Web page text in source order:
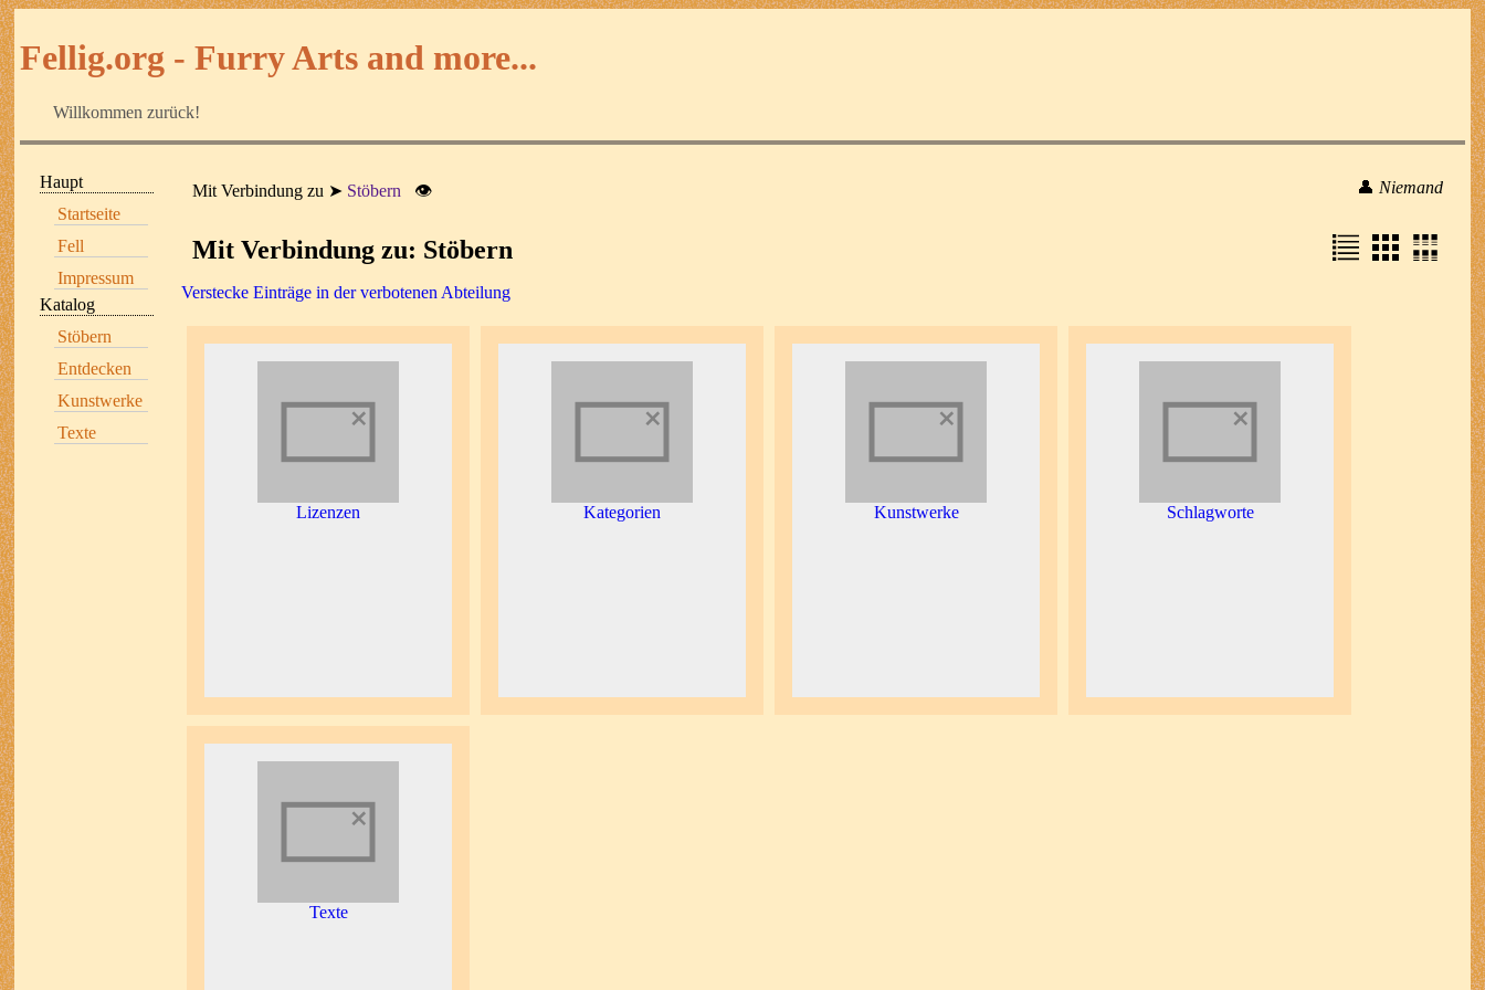
Fellig.org - Furry Arts and more...
Willkommen zurück!
Haupt
Startseite
Fell
Impressum
Katalog
Stöbern
Entdecken
Kunstwerke
Texte
Mit Verbindung zu Stöbern 👁 👤 Niemand
Mit Verbindung zu: Stöbern
Verstecke Einträge in der verbotenen Abteilung
Lizenzen Kategorien Kunstwerke Schlagworte
Texte